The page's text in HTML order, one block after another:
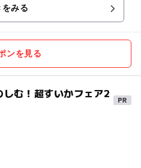
をみる
ンを見る
む！超すいかフェア2